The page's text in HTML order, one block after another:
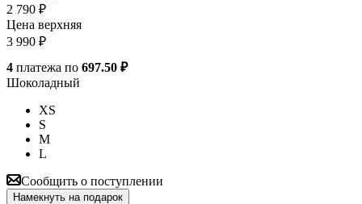
2 790 ₽
Цена верхняя
3 990 ₽
4 платежа по 697.50 ₽
Шоколадный
XS
S
M
L
Сообщить о поступлении
Намекнуть на подарок